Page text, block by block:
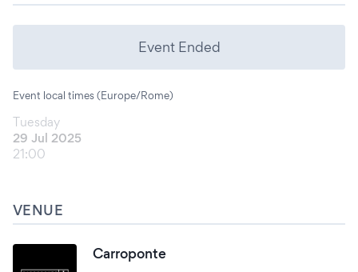
Event Ended
Event local times (Europe/Rome)
Tuesday
29 Jul 2025
21:00
VENUE
Carroponte